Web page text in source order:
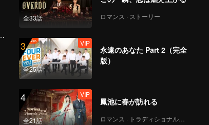
全33話 ロマンス · ストーリー
3
全25話
VIP
永遠のあなた Part 2（完全
版）
4
全21話
VIP
鳳池に春が訪れる
ロマンス · トラディショナル・コスチューム